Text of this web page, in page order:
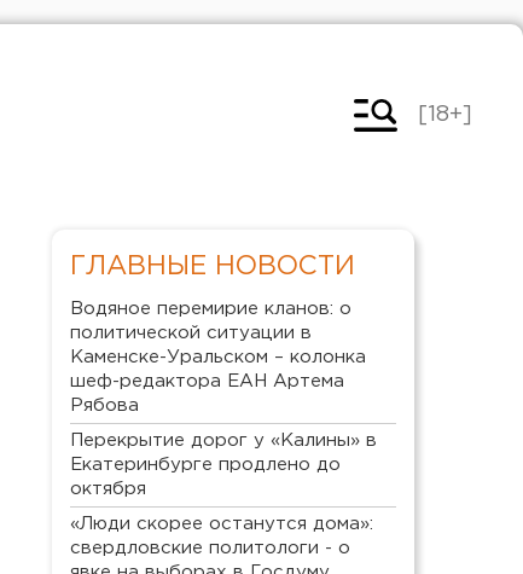
[18+]
ГЛАВНЫЕ НОВОСТИ
Водяное перемирие кланов: о
политической ситуации в
Каменске-Уральском – колонка
шеф-редактора ЕАН Артема
Рябова
Перекрытие дорог у «Калины» в
Екатеринбурге продлено до
октября
«Люди скорее останутся дома»:
свердловские политологи - о